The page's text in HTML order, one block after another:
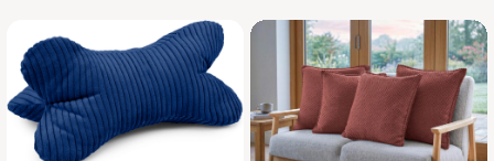
Bett und Sessel